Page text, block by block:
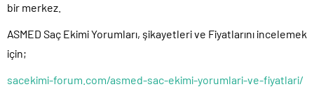
bir merkez.
ASMED Saç Ekimi Yorumları, şikayetleri ve Fiyatlarını incelemek
için;
sacekimi-forum.com/asmed-sac-ekimi-yorumlari-ve-fiyatlari/